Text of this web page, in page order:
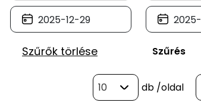
Szűrők törlése Szűrés
10 db /oldal